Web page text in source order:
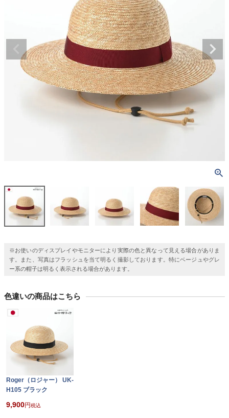
※お使いのディスプレイやモニターにより実際の色と異なって見える場合がありま
す。また、写真はフラッシュを当て明るく撮影しております。特にベージュやグレ
ー系の帽子は明るく表示される場合があります。
色違いの商品はこちら
Roger（ロジャー） UK-
H105 ブラック
9,900 税込